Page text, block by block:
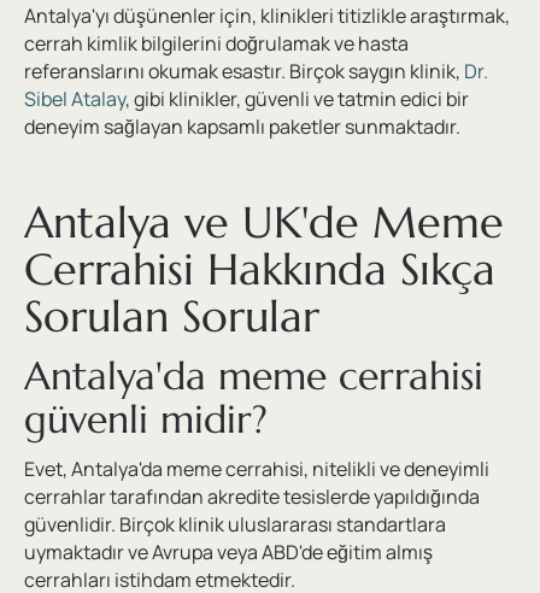
Antalya'yı düşünenler için, klinikleri titizlikle araştırmak,
cerrah kimlik bilgilerini doğrulamak ve hasta
referanslarını okumak esastır. Birçok saygın klinik, Dr.
Sibel Atalay, gibi klinikler, güvenli ve tatmin edici bir
deneyim sağlayan kapsamlı paketler sunmaktadır.
Antalya ve UK'de Meme
Cerrahisi Hakkında Sıkça
Sorulan Sorular
Antalya'da meme cerrahisi
güvenli midir?
Evet, Antalya'da meme cerrahisi, nitelikli ve deneyimli
cerrahlar tarafından akredite tesislerde yapıldığında
güvenlidir. Birçok klinik uluslararası standartlara
uymaktadır ve Avrupa veya ABD'de eğitim almış
cerrahları istihdam etmektedir.